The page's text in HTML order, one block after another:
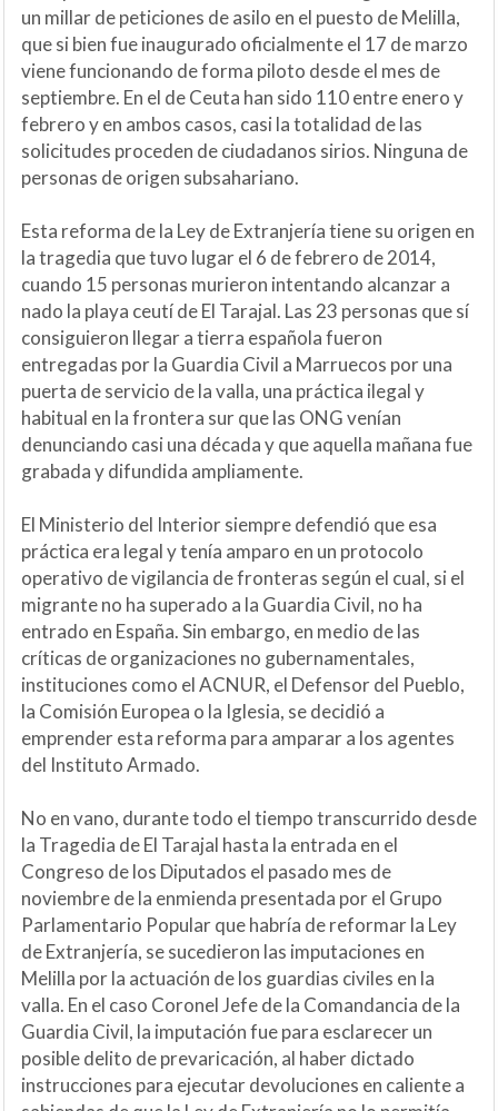
un millar de peticiones de asilo en el puesto de Melilla,
que si bien fue inaugurado oficialmente el 17 de marzo
viene funcionando de forma piloto desde el mes de
septiembre. En el de Ceuta han sido 110 entre enero y
febrero y en ambos casos, casi la totalidad de las
solicitudes proceden de ciudadanos sirios. Ninguna de
personas de origen subsahariano.
Esta reforma de la Ley de Extranjería tiene su origen en
la tragedia que tuvo lugar el 6 de febrero de 2014,
cuando 15 personas murieron intentando alcanzar a
nado la playa ceutí de El Tarajal. Las 23 personas que sí
consiguieron llegar a tierra española fueron
entregadas por la Guardia Civil a Marruecos por una
puerta de servicio de la valla, una práctica ilegal y
habitual en la frontera sur que las ONG venían
denunciando casi una década y que aquella mañana fue
grabada y difundida ampliamente.
El Ministerio del Interior siempre defendió que esa
práctica era legal y tenía amparo en un protocolo
operativo de vigilancia de fronteras según el cual, si el
migrante no ha superado a la Guardia Civil, no ha
entrado en España. Sin embargo, en medio de las
críticas de organizaciones no gubernamentales,
instituciones como el ACNUR, el Defensor del Pueblo,
la Comisión Europea o la Iglesia, se decidió a
emprender esta reforma para amparar a los agentes
del Instituto Armado.
No en vano, durante todo el tiempo transcurrido desde
la Tragedia de El Tarajal hasta la entrada en el
Congreso de los Diputados el pasado mes de
noviembre de la enmienda presentada por el Grupo
Parlamentario Popular que habría de reformar la Ley
de Extranjería, se sucedieron las imputaciones en
Melilla por la actuación de los guardias civiles en la
valla. En el caso Coronel Jefe de la Comandancia de la
Guardia Civil, la imputación fue para esclarecer un
posible delito de prevaricación, al haber dictado
instrucciones para ejecutar devoluciones en caliente a